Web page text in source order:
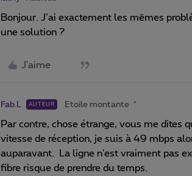
Bonjour. J’ai exactement les mêmes
une solution ?
J'aime
Fab.L AUTEUR Etoile montante
Par contre, chose étrange, vous me dites
vitesse de réception, je suis à 49 mbps
auparavant. La ligne n'est vraiment pas
fibre risque de prendre du temps.